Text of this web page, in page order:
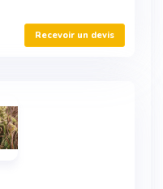
Recevoir un devis